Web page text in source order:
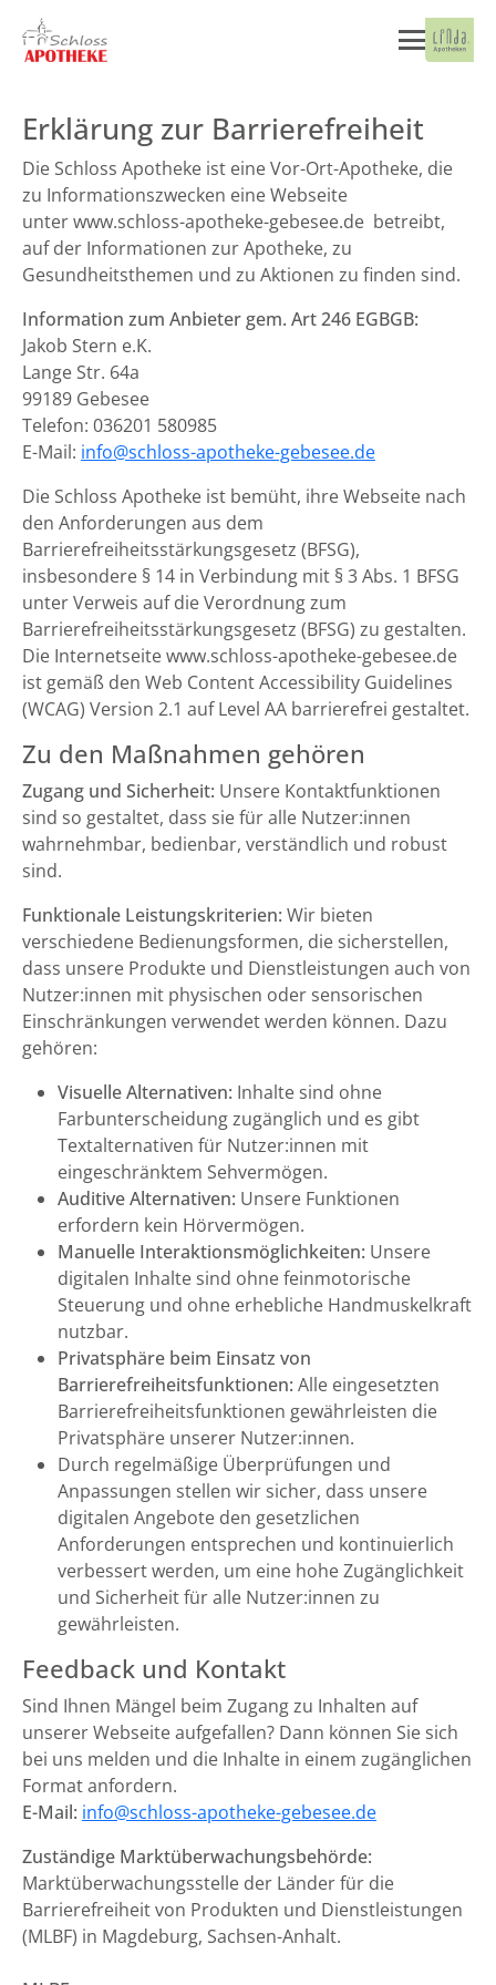
Erklärung zur Barrierefreiheit
Die Schloss Apotheke ist eine Vor-Ort-Apotheke, die
zu Informationszwecken eine Webseite
unter www.schloss-apotheke-gebesee.de betreibt,
auf der Informationen zur Apotheke, zu
Gesundheitsthemen und zu Aktionen zu finden sind.
Information zum Anbieter gem. Art 246 EGBGB:
Jakob Stern e.K.
Lange Str. 64a
99189 Gebesee
Telefon: 036201 580985
E-Mail: info@schloss-apotheke-gebesee.de
Die Schloss Apotheke ist bemüht, ihre Webseite nach
den Anforderungen aus dem
Barrierefreiheitsstärkungsgesetz (BFSG),
insbesondere § 14 in Verbindung mit § 3 Abs. 1 BFSG
unter Verweis auf die Verordnung zum
Barrierefreiheitsstärkungsgesetz (BFSG) zu gestalten.
Die Internetseite www.schloss-apotheke-gebesee.de
ist gemäß den Web Content Accessibility Guidelines
(WCAG) Version 2.1 auf Level AA barrierefrei gestaltet.
Zu den Maßnahmen gehören
Zugang und Sicherheit: Unsere Kontaktfunktionen
sind so gestaltet, dass sie für alle Nutzer:innen
wahrnehmbar, bedienbar, verständlich und robust
sind.
Funktionale Leistungskriterien: Wir bieten
verschiedene Bedienungsformen, die sicherstellen,
dass unsere Produkte und Dienstleistungen auch von
Nutzer:innen mit physischen oder sensorischen
Einschränkungen verwendet werden können. Dazu
gehören:
Visuelle Alternativen: Inhalte sind ohne
Farbunterscheidung zugänglich und es gibt
Textalternativen für Nutzer:innen mit
eingeschränktem Sehvermögen.
Auditive Alternativen: Unsere Funktionen
erfordern kein Hörvermögen.
Manuelle Interaktionsmöglichkeiten: Unsere
digitalen Inhalte sind ohne feinmotorische
Steuerung und ohne erhebliche Handmuskelkraft
nutzbar.
Privatsphäre beim Einsatz von
Barrierefreiheitsfunktionen: Alle eingesetzten
Barrierefreiheitsfunktionen gewährleisten die
Privatsphäre unserer Nutzer:innen.
Durch regelmäßige Überprüfungen und
Anpassungen stellen wir sicher, dass unsere
digitalen Angebote den gesetzlichen
Anforderungen entsprechen und kontinuierlich
verbessert werden, um eine hohe Zugänglichkeit
und Sicherheit für alle Nutzer:innen zu
gewährleisten.
Feedback und Kontakt
Sind Ihnen Mängel beim Zugang zu Inhalten auf
unserer Webseite aufgefallen? Dann können Sie sich
bei uns melden und die Inhalte in einem zugänglichen
Format anfordern.
E-Mail: info@schloss-apotheke-gebesee.de
Zuständige Marktüberwachungsbehörde:
Marktüberwachungsstelle der Länder für die
Barrierefreiheit von Produkten und Dienstleistungen
(MLBF) in Magdeburg, Sachsen-Anhalt.